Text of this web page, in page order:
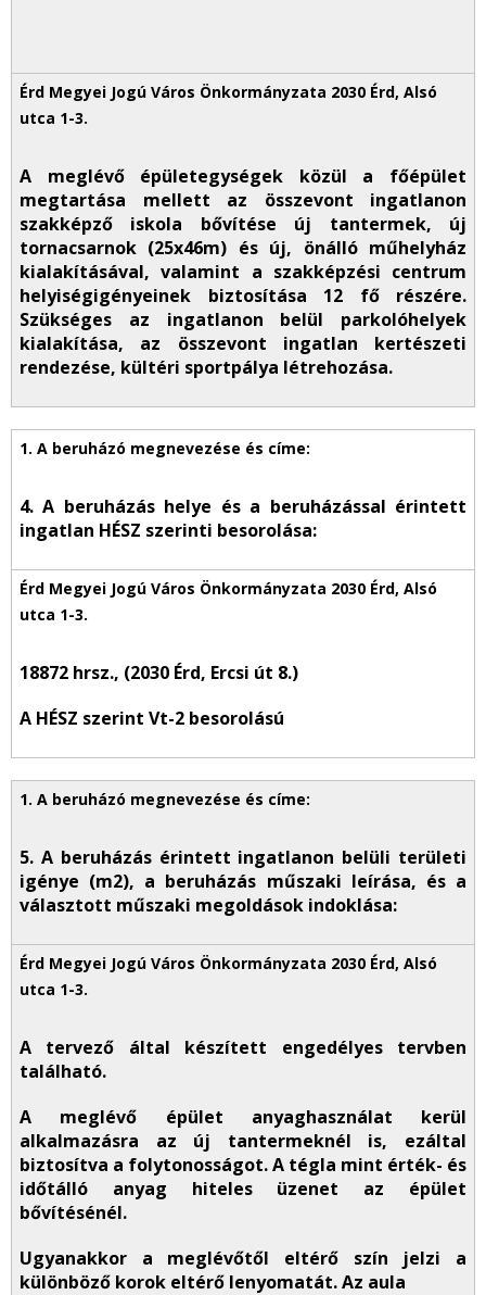
A meglévő épületegységek közül a főépület
megtartása mellett az összevont ingatlanon
szakképző iskola bővítése új tantermek, új
tornacsarnok (25x46m) és új, önálló műhelyház
kialakításával, valamint a szakképzési centrum
helyiségigényeinek biztosítása 12 fő részére.
Szükséges az ingatlanon belül parkolóhelyek
kialakítása, az összevont ingatlan kertészeti
rendezése, kültéri sportpálya létrehozása.
4. A beruházás helye és a beruházással érintett
ingatlan HÉSZ szerinti besorolása:
18872 hrsz., (2030 Érd, Ercsi út 8.)
A HÉSZ szerint Vt-2 besorolású
5. A beruházás érintett ingatlanon belüli területi
igénye (m2), a beruházás műszaki leírása, és a
választott műszaki megoldások indoklása:
A tervező által készített engedélyes tervben
található.
A meglévő épület anyaghasználat kerül
alkalmazásra az új tantermeknél is, ezáltal
biztosítva a folytonosságot. A tégla mint érték- és
időtálló anyag hiteles üzenet az épület
bővítésénél.
Ugyanakkor a meglévőtől eltérő szín jelzi a
különböző korok eltérő lenyomatát. Az aula